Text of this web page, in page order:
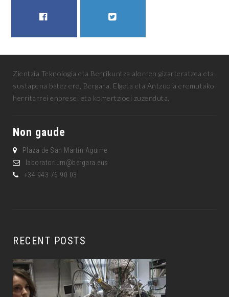
Zientzia Teknologia eta Berrikuntza alorren gizarteratzea eta
sustapena batez ere, Bergara, Elgeta eta Antzuola eremutako
herritarrei enpresei eta komertzioei zuzenduta.
Non gaude
Plaza de San Martín Aguirre
laboratorium@bergara.eus
+34 943 76 90 03
RECENT POSTS